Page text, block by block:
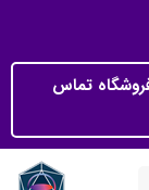
تماس